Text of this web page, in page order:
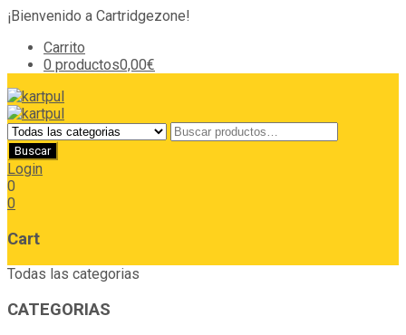
¡Bienvenido a Cartridgezone!
Carrito
0 productos0,00€
Login
0
0
Cart
Todas las categorias
CATEGORIAS